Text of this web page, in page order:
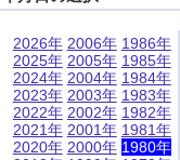
2026年
2025年
2024年
2023年
2022年
2021年
2020年
2006年
2005年
2004年
2003年
2002年
2001年
2000年
1986年
1985年
1984年
1983年
1982年
1981年
1980年